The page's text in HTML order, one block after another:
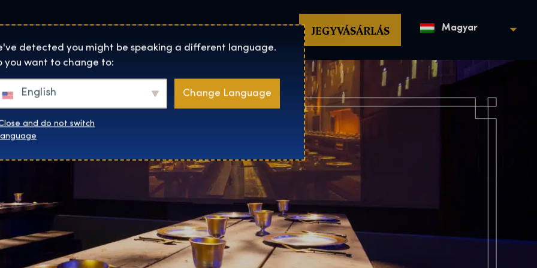
Exhibition home page
Helyszínek Rólunk Webshop JEGYVÁSÁRLÁS Magyar
detected you might be speaking a different language.
you want to change to:
English Change Language
and do not switch